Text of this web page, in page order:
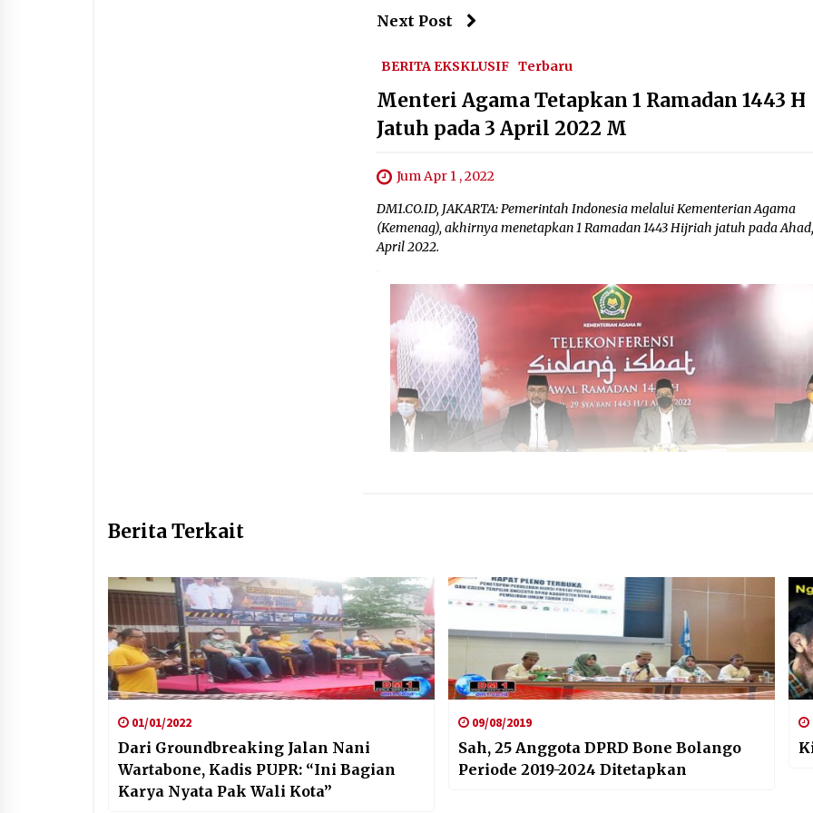
Next Post
BERITA EKSKLUSIF Terbaru
Menteri Agama Tetapkan 1 Ramadan 1443 H
Jatuh pada 3 April 2022 M
Jum Apr 1 , 2022
DM1.CO.ID, JAKARTA: Pemerintah Indonesia melalui Kementerian Agama
(Kemenag), akhirnya menetapkan 1 Ramadan 1443 Hijriah jatuh pada
April 2022.
Berita Terkait
01/01/2022
Dari Groundbreaking Jalan Nani
Wartabone, Kadis PUPR: “Ini Bagian
Karya Nyata Pak Wali Kota”
09/08/2019
Sah, 25 Anggota DPRD Bone Bolango
Periode 2019-2024 Ditetapkan